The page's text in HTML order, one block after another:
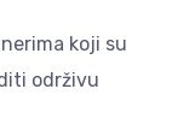
koji su
održivu